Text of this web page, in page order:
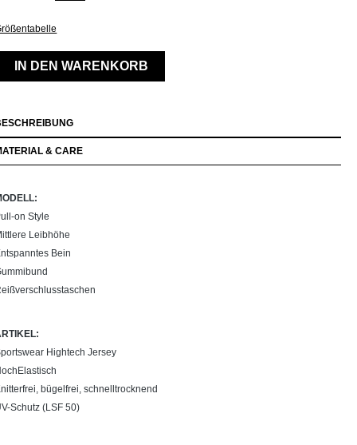
IN DEN WARENKORB
& CARE
on Style
Leibhöhe
Bein
Hightech Jersey
bügelfrei, schnelltrocknend
Schutz (LSF 50)